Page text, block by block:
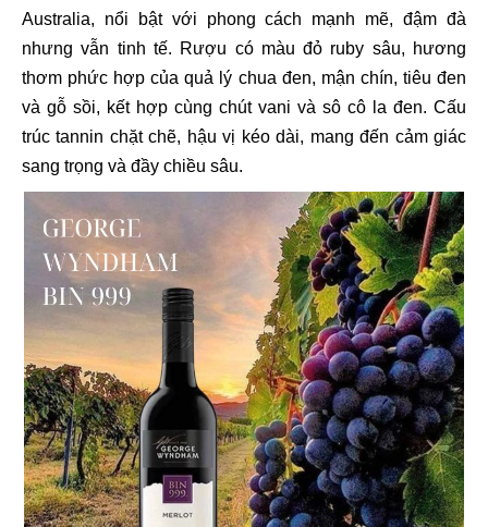
Australia, nổi bật với phong cách mạnh mẽ, đậm đà
nhưng vẫn tinh tế. Rượu có màu đỏ ruby sâu, hương
thơm phức hợp của quả lý chua đen, mận chín, tiêu đen
và gỗ sồi, kết hợp cùng chút vani và sô cô la đen. Cấu
trúc tannin chặt chẽ, hậu vị kéo dài, mang đến cảm giác
sang trọng và đầy chiều sâu.